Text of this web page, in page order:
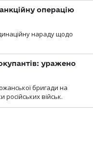
операцію
нараду щодо
уражено
бригади на
російських військ.